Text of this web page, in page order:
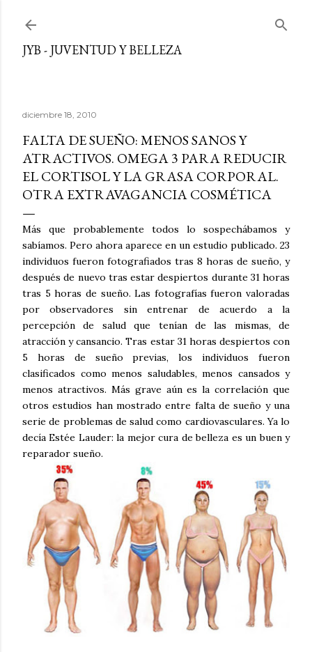
JYB - JUVENTUD Y BELLEZA
diciembre 18, 2010
FALTA DE SUEÑO: MENOS SANOS Y
ATRACTIVOS. OMEGA 3 PARA REDUCIR
EL CORTISOL Y LA GRASA CORPORAL.
OTRA EXTRAVAGANCIA COSMÉTICA
Más que probablemente todos lo sospechábamos y
sabíamos. Pero ahora aparece en un estudio publicado. 23
individuos fueron fotografiados tras 8 horas de sueño, y
después de nuevo tras estar despiertos durante 31 horas
tras 5 horas de sueño. Las fotografías fueron valoradas
por observadores sin entrenar de acuerdo a la
percepción de salud que tenían de las mismas, de
atracción y cansancio. Tras estar 31 horas despiertos con
5 horas de sueño previas, los individuos fueron
clasificados como menos saludables, menos cansados y
menos atractivos. Más grave aún es la correlación que
otros estudios han mostrado entre falta de sueño y una
serie de problemas de salud como cardiovasculares. Ya lo
decía Estée Lauder: la mejor cura de belleza es un buen y
reparador sueño.